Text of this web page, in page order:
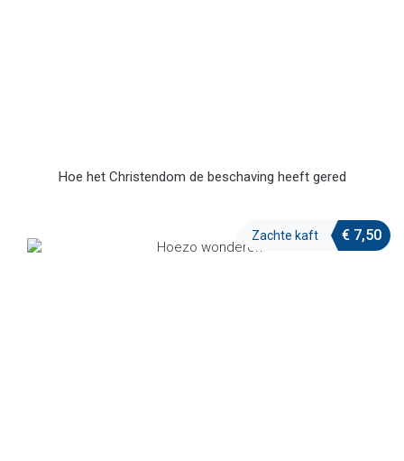
Hoe het Christendom de beschaving heeft gered
Zachte kaft € 7,50